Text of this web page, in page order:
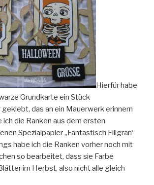
Hierfür habe
Grundkarte ein Stück
das an ein Mauerwerk erinnern
ich die Ranken aus dem ersten
Spezialpapier „Fantastisch Filigran“
habe ich die Ranken vorher noch mit
so bearbeitet, dass sie Farbe
im Herbst, also nicht alle gleich